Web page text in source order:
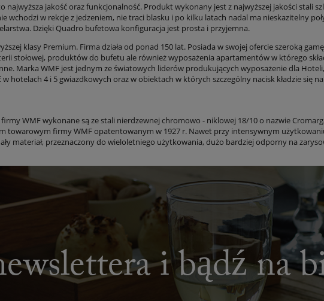
najwyższa jakość oraz funkcjonalność. Produkt wykonany jest z najwyższej jakości stali
wchodzi w rekcje z jedzeniem, nie traci blasku i po kilku latach nadal ma nieskazitelny
Dzięki Quadro bufetowa konfiguracja jest prosta i przyjemna.
klasy Premium. Firma działa od ponad 150 lat. Posiada w swojej ofercie szeroką
stołowej, produktów do bufetu ale również wyposażenia apartamentów w którego
Marka WMF jest jednym ze światowych liderów produkujących wyposażenie dla
hotelach 4 i 5 gwiazdkowych oraz w obiektach w których szczególny nacisk kładzie się
WMF wykonane są ze stali nierdzewnej chromowo - niklowej 18/10 o nazwie
towarowym firmy WMF opatentowanym w 1927 r. Nawet przy intensywnym
materiał, przeznaczony do wieloletniego użytkowania, dużo bardziej odporny na
i bądź na